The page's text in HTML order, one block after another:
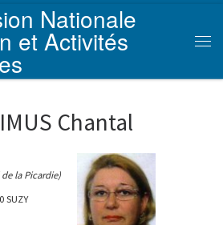
Nationale
et Activités
Chantal
la Picardie)
SUZY